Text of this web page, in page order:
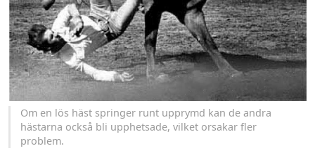
Om en lös häst springer runt upprymd kan de andra
hästarna också bli upphetsade, vilket orsakar fler
problem.